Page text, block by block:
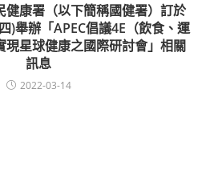
健康署（以下簡稱國健署）訂於
)舉辦「APEC倡議4E（飲食、運
現星球健康之國際研討會」相關
訊息
2022-03-14